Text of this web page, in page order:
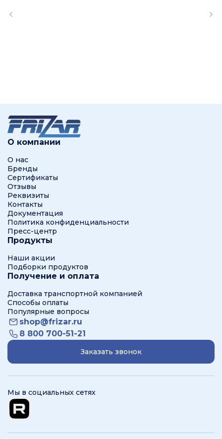
О компании
О нас
Бренды
Сертификаты
Отзывы
Реквизиты
Контакты
Документация
Политика конфиденциальности
Пресс-центр
Продукты
Наши акции
Подборки продуктов
Получение и оплата
Доставка транспортной компанией
Способы оплаты
Популярные вопросы
shop@frizar.ru
8 800 700-51-21
Заказать звонок
Мы в социальных сетях